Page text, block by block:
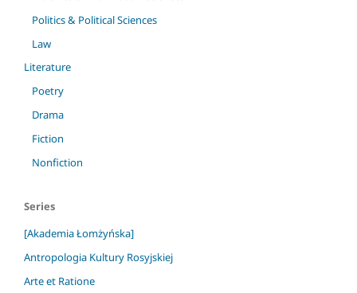
Politics & Political Sciences
Law
Literature
Poetry
Drama
Fiction
Nonfiction
Series
[Akademia Łomżyńska]
Antropologia Kultury Rosyjskiej
Arte et Ratione